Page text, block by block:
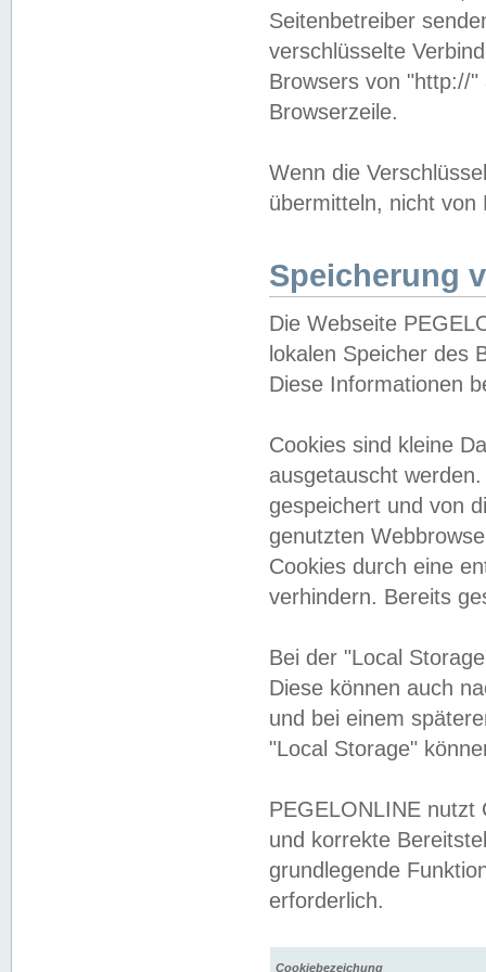
Seitenbetreiber
verschlüsselte
Browsers von "http://
Browserzeile.
Wenn die
übermitteln, nicht von
Speicherung
Die Webseite
lokalen Speicher des
Diese Informationen
Cookies sind kleine
ausgetauscht
gespeichert und von
genutzten
Cookies durch eine
verhindern. Bereits
Bei der "Local
Diese können auch
und bei einem
"Local Storage"
PEGELONLINE nutzt
und korrekte
grundlegende
erforderlich.
Cookiebezeichung